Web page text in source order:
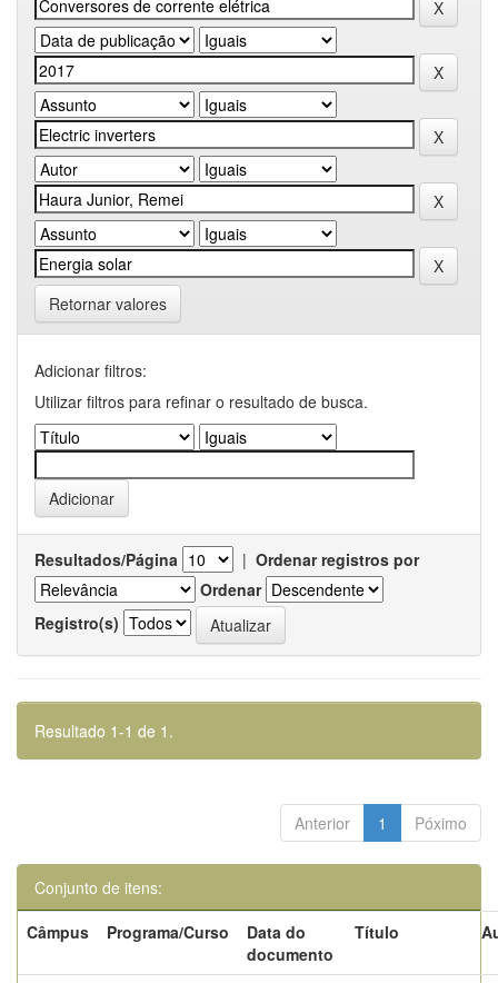
Retornar valores
Adicionar filtros:
Utilizar filtros para refinar o resultado de busca.
Resultados/Página | Ordenar registros por
Ordenar
Registro(s)
Resultado 1-1 de 1.
Anterior 1 Póximo
Conjunto de itens:
Câmpus
Programa/Curso
Data do
documento
Título